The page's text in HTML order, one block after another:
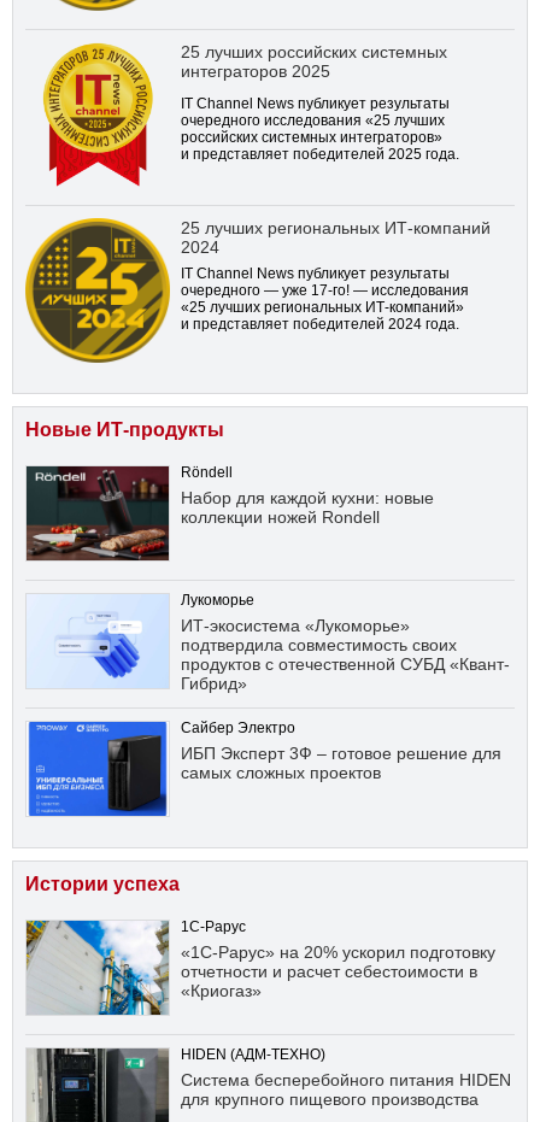
25 лучших российских системных
интеграторов 2025
IT Channel News публикует результаты
очередного исследования «25 лучших
российских системных интеграторов»
и представляет победителей 2025 года.
25 лучших региональных ИТ-компаний
2024
IT Channel News публикует результаты
очередного — уже 17-го! — исследования
«25 лучших региональных ИТ-компаний»
и представляет победителей 2024 года.
Новые ИТ-продукты
Röndell
Набор для каждой кухни: новые
коллекции ножей Rondell
Лукоморье
ИТ-экосистема «Лукоморье»
подтвердила совместимость своих
продуктов с отечественной СУБД «Квант-
Гибрид»
Сайбер Электро
ИБП Эксперт 3Ф – готовое решение для
самых сложных проектов
Истории успеха
1С-Рарус
«1С-Рарус» на 20% ускорил подготовку
отчетности и расчет себестоимости в
«Криогаз»
HIDEN (АДМ-ТЕХНО)
Система бесперебойного питания HIDEN
для крупного пищевого производства